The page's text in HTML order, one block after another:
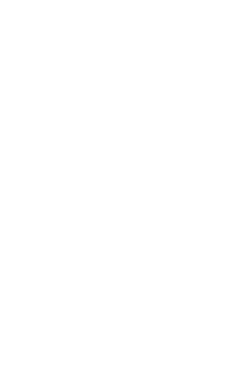
clusiana var. chrysanta“ hat
und Hüllblätter,
der Außenseite rot sind. Diese
Laubblätter. Sie
zu den Wildtulpen, welche der
erstmals Mitte des 16.
Handelsfamilien
(Wildtulpe: tulipa
„clusiana var. chrysantha“
eine Höhe von nur ca. 20 cm
Sie ab April in Ihrem
€*